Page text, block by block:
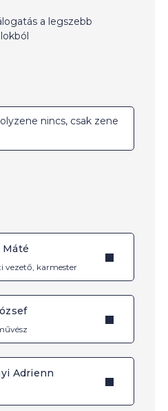
a legszebb
nincs, csak zene
Máté
vezető, karmester
Adrienn